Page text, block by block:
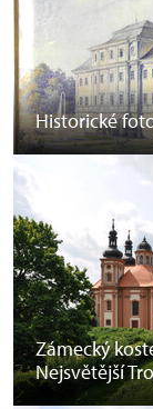
Historické
Zámecký
Nejsvětější